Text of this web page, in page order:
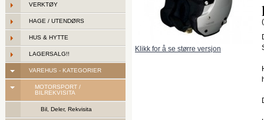
VERKTØY
HAGE / UTENDØRS
HUS & HYTTE
LAGERSALG!!
VAREHUS - KATEGORIER
MOTORSPORT /
BILREKVISITA
Bil, Deler, Rekvisita
Klikk for å se større versjon